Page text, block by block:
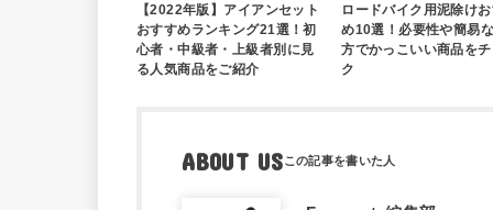
【2022年版】アイアンセット
おすすめランキング21選！初
心者・中級者・上級者別に見
る人気商品をご紹介
ロードバイク用泥除け
め10選！必要性や簡易
方でかっこいい商品を
ク
ABOUT US